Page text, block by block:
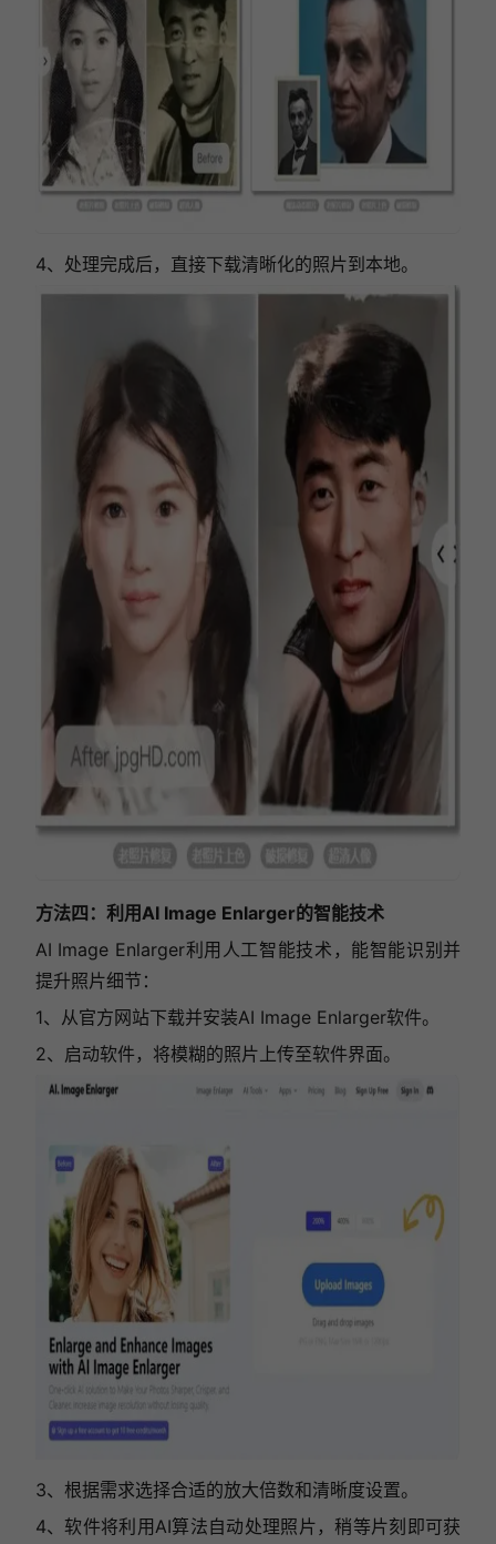
4、处理完成后，直接下载清晰化的照片到本地。
方法四：利用AI Image Enlarger的智能技术
AI Image Enlarger利用人工智能技术，能智能识别并
提升照片细节：
1、从官方网站下载并安装AI Image Enlarger软件。
2、启动软件，将模糊的照片上传至软件界面。
3、根据需求选择合适的放大倍数和清晰度设置。
4、软件将利用AI算法自动处理照片，稍等片刻即可获